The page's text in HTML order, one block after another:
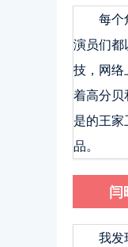
每个
演员们
技，网
着高分
是的王
品。
闫
我发